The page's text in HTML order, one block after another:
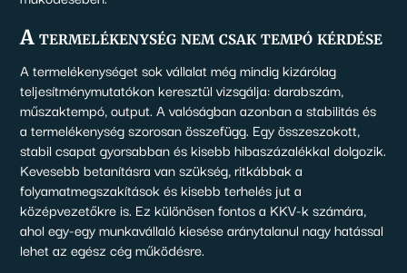
A termelékenység nem csak tempó kérdése
A termelékenységet sok vállalat még mindig kizárólag
teljesítménymutatókon keresztül vizsgálja: darabszám,
műszaktempó, output. A valóságban azonban a stabilitás és
a termelékenység szorosan összefügg. Egy összeszokott,
stabil csapat gyorsabban és kisebb hibaszázalékkal dolgozik.
Kevesebb betanításra van szükség, ritkábbak a
folyamatmegszakítások és kisebb terhelés jut a
középvezetőkre is. Ez különösen fontos a KKV-k számára,
ahol egy-egy munkavállaló kiesése aránytalanul nagy hatással
lehet az egész cég működésre.